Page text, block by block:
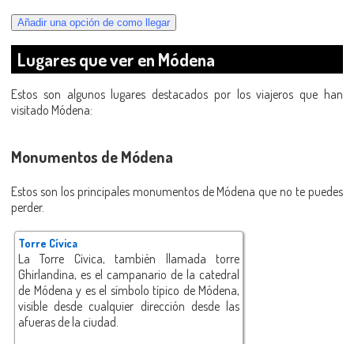
Lugares que ver en Módena
Estos son algunos lugares destacados por los viajeros que han
visitado Módena:
Monumentos de Módena
Estos son los principales monumentos de Módena que no te puedes
perder.
Torre Cívica
La Torre Cívica, también llamada torre
Ghirlandina, es el campanario de la catedral
de Módena y es el símbolo típico de Módena,
visible desde cualquier dirección desde las
afueras de la ciudad.